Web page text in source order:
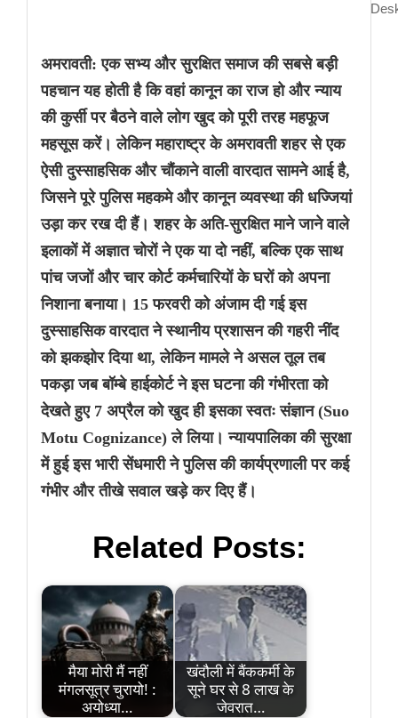
अमरावती: एक सभ्य और सुरक्षित समाज की सबसे बड़ी
पहचान यह होती है कि वहां कानून का राज हो और न्याय
की कुर्सी पर बैठने वाले लोग खुद को पूरी तरह महफूज
महसूस करें। लेकिन महाराष्ट्र के अमरावती शहर से एक
ऐसी दुस्साहसिक और चौंकाने वाली वारदात सामने आई है,
जिसने पूरे पुलिस महकमे और कानून व्यवस्था की धज्जियां
उड़ा कर रख दी हैं। शहर के अति-सुरक्षित माने जाने वाले
इलाकों में अज्ञात चोरों ने एक या दो नहीं, बल्कि एक साथ
पांच जजों और चार कोर्ट कर्मचारियों के घरों को अपना
निशाना बनाया। 15 फरवरी को अंजाम दी गई इस
दुस्साहसिक वारदात ने स्थानीय प्रशासन की गहरी नींद
को झकझोर दिया था, लेकिन मामले ने असल तूल तब
पकड़ा जब बॉम्बे हाईकोर्ट ने इस घटना की गंभीरता को
देखते हुए 7 अप्रैल को खुद ही इसका स्वतः संज्ञान (Suo
Motu Cognizance) ले लिया। न्यायपालिका की सुरक्षा
में हुई इस भारी सेंधमारी ने पुलिस की कार्यप्रणाली पर कई
गंभीर और तीखे सवाल खड़े कर दिए हैं।
Related Posts:
मैया मोरी मैं नहीं
मंगलसूत्र चुरायो! :
अयोध्या…
खंदौली में बैंककर्मी के
सूने घर से 8 लाख के
जेवरात…